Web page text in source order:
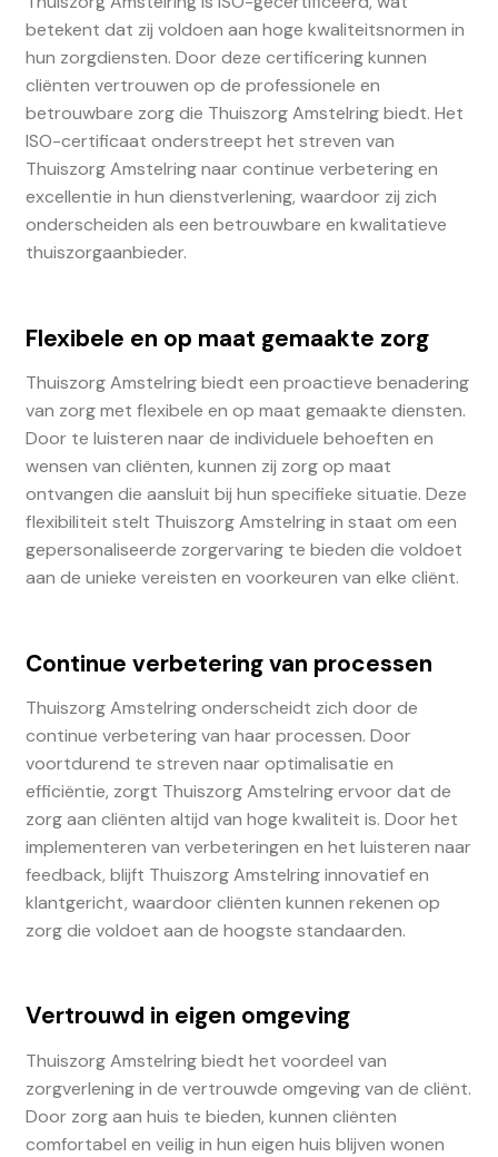
betekent dat zij voldoen aan hoge kwaliteitsnormen in
hun zorgdiensten. Door deze certificering kunnen
cliënten vertrouwen op de professionele en
betrouwbare zorg die Thuiszorg Amstelring biedt. Het
ISO-certificaat onderstreept het streven van
Thuiszorg Amstelring naar continue verbetering en
excellentie in hun dienstverlening, waardoor zij zich
onderscheiden als een betrouwbare en kwalitatieve
thuiszorgaanbieder.
Flexibele en op maat gemaakte zorg
Thuiszorg Amstelring biedt een proactieve benadering
van zorg met flexibele en op maat gemaakte diensten.
Door te luisteren naar de individuele behoeften en
wensen van cliënten, kunnen zij zorg op maat
ontvangen die aansluit bij hun specifieke situatie. Deze
flexibiliteit stelt Thuiszorg Amstelring in staat om een
gepersonaliseerde zorgervaring te bieden die voldoet
aan de unieke vereisten en voorkeuren van elke cliënt.
Continue verbetering van processen
Thuiszorg Amstelring onderscheidt zich door de
continue verbetering van haar processen. Door
voortdurend te streven naar optimalisatie en
efficiëntie, zorgt Thuiszorg Amstelring ervoor dat de
zorg aan cliënten altijd van hoge kwaliteit is. Door het
implementeren van verbeteringen en het luisteren naar
feedback, blijft Thuiszorg Amstelring innovatief en
klantgericht, waardoor cliënten kunnen rekenen op
zorg die voldoet aan de hoogste standaarden.
Vertrouwd in eigen omgeving
Thuiszorg Amstelring biedt het voordeel van
zorgverlening in de vertrouwde omgeving van de cliënt.
Door zorg aan huis te bieden, kunnen cliënten
comfortabel en veilig in hun eigen huis blijven wonen